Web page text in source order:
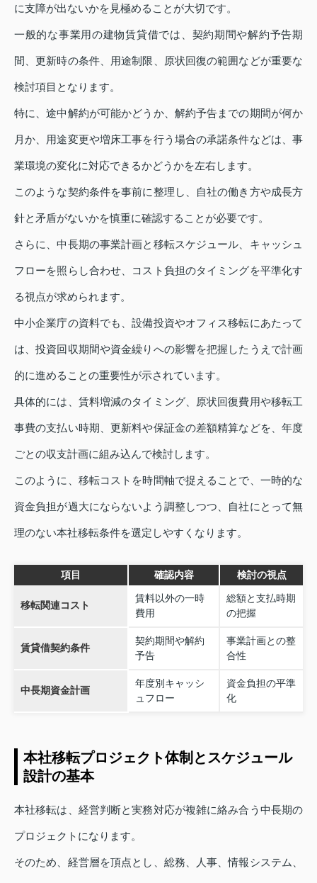
に支障が出ないかを見極めることが大切です。
一般的な事業用の建物賃貸借では、契約期間や解約予告期
間、更新時の条件、用途制限、原状回復の範囲などが重要な
検討項目となります。
特に、途中解約が可能かどうか、解約予告までの期間が何か
月か、用途変更や増床工事を行う場合の承諾条件などは、事
業環境の変化に対応できるかどうかを左右します。
このような契約条件を事前に整理し、自社の働き方や成長方
針と矛盾がないかを慎重に確認することが必要です。
さらに、中長期の事業計画と移転スケジュール、キャッシュ
フローを照らし合わせ、コスト負担のタイミングを平準化す
る視点が求められます。
中小企業庁の資料でも、設備投資やオフィス移転にあたって
は、投資回収期間や資金繰りへの影響を把握したうえで計画
的に進めることの重要性が示されています。
具体的には、賃料増減のタイミング、原状回復費用や移転工
事費の支払い時期、更新料や保証金の差額精算などを、年度
ごとの収支計画に組み込んで検討します。
このように、移転コストを時間軸で捉えることで、一時的な
資金負担が過大にならないよう調整しつつ、自社にとって無
理のない本社移転条件を選定しやすくなります。
項目 確認内容 検討の視点
移転関連コスト
賃料以外の一時
費用
総額と支払時期
の把握
賃貸借契約条件
契約期間や解約
予告
事業計画との整
合性
中長期資金計画
年度別キャッシ
ュフロー
資金負担の平準
化
本社移転プロジェクト体制とスケジュール
設計の基本
本社移転は、経営判断と実務対応が複雑に絡み合う中長期の
プロジェクトになります。
そのため、経営層を頂点とし、総務、人事、情報システム、